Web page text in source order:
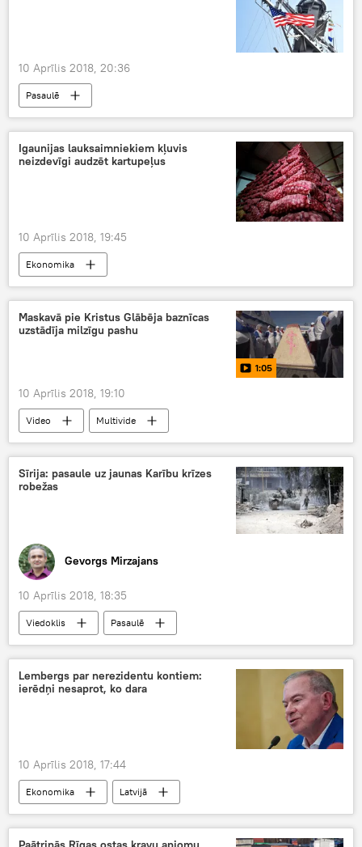
10 Aprīlis 2018, 20:36
Pasaulē
Igaunijas lauksaimniekiem kļuvis
neizdevīgi audzēt kartupeļus
10 Aprīlis 2018, 19:45
Ekonomika
Maskavā pie Kristus Glābēja baznīcas
uzstādīja milzīgu pashu
1:05
10 Aprīlis 2018, 19:10
Video Multivide
Sīrija: pasaule uz jaunas Karību krīzes
robežas
Gevorgs Mirzajans
10 Aprīlis 2018, 18:35
Viedoklis Pasaulē
Lembergs par nerezidentu kontiem:
ierēdņi nesaprot, ko dara
10 Aprīlis 2018, 17:44
Ekonomika Latvijā